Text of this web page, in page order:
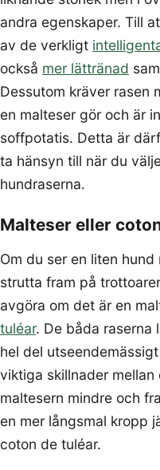
andra egenskaper. Till
av de verkligt
också mer lättränad
Dessutom kräver rasen
en malteser gör och är
soffpotatis. Detta är
ta hänsyn till när du
hundraserna.
Malteser eller
Om du ser en liten
strutta fram på
avgöra om det är en
tuléar. De båda raserna
hel del
viktiga skillnader mellan
maltesern mindre och
en mer långsmal kropp
coton de tuléar.